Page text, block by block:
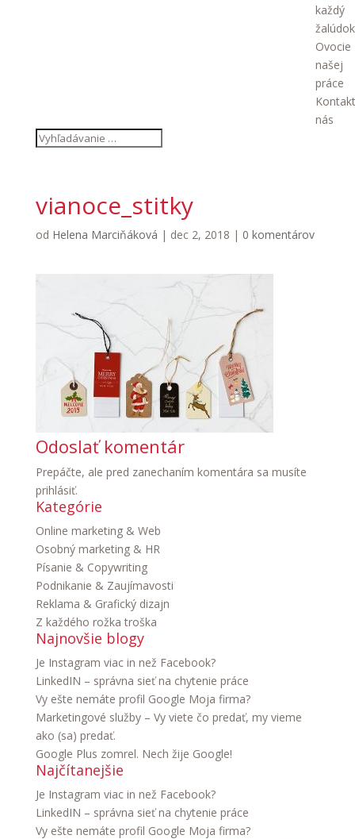
každý
žalúdok
Ovocie
našej
práce
nás
vianoce_stitky
od Helena Marciňáková | dec 2, 2018 | 0 komentárov
Odoslať komentár
Prepáčte, ale pred zanechaním komentára sa musíte
prihlásiť.
Kategórie
Online marketing & Web
Osobný marketing & HR
Písanie & Copywriting
Podnikanie & Zaujímavosti
Reklama & Grafický dizajn
Z každého rožka troška
Najnovšie blogy
Je Instagram viac in než Facebook?
LinkedIN – správna sieť na chytenie práce
Vy ešte nemáte profil Google Moja firma?
Marketingové služby – Vy viete čo predať, my vieme
ako (sa) predať.
Google Plus zomrel. Nech žije Google!
Najčítanejšie
Je Instagram viac in než Facebook?
LinkedIN – správna sieť na chytenie práce
Vy ešte nemáte profil Google Moja firma?